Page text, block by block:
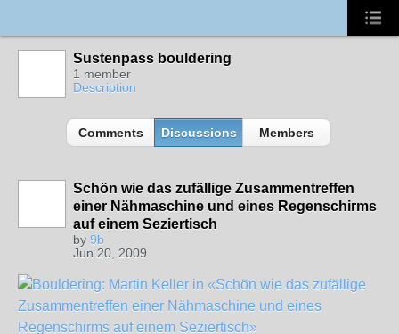
Sustenpass bouldering
1 member
Description
Comments Discussions Members
Schön wie das zufällige Zusammentreffen
einer Nähmaschine und eines Regenschirms
auf einem Seziertisch
by 9b
Jun 20, 2009